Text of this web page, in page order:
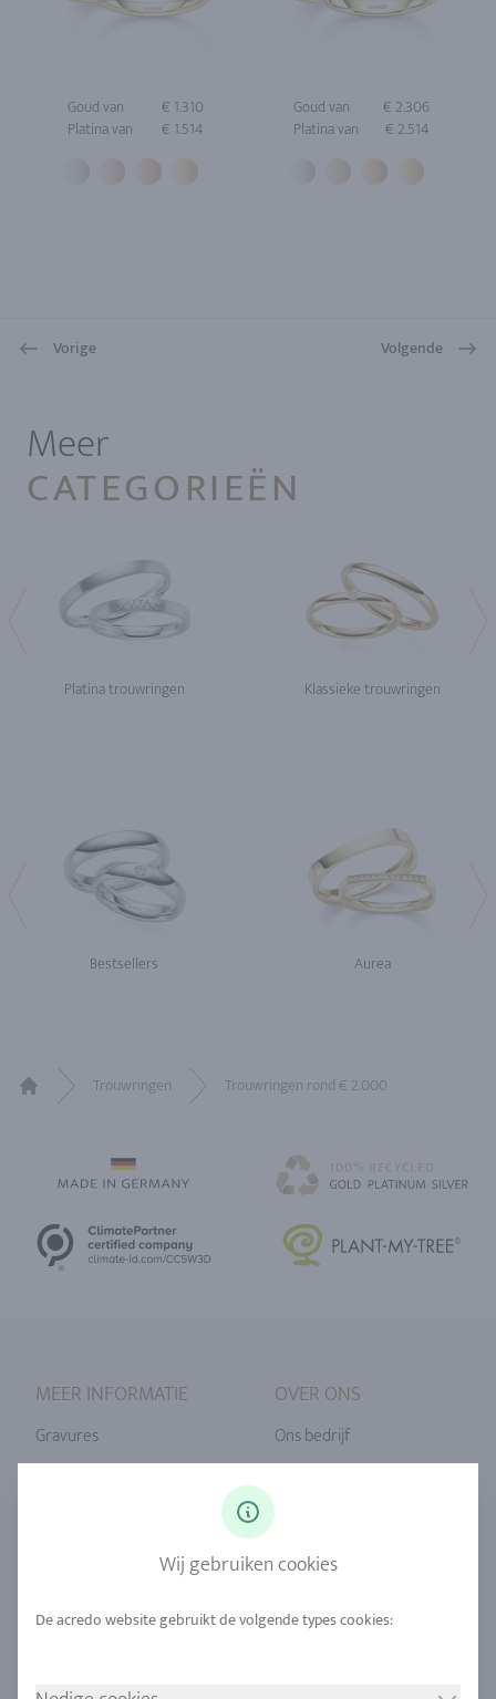
Goud van
€ 1.310
Platina van
€ 1.514
Goud van
€ 2.306
Platina van
€ 2.514
Vorige Volgende
Meer
CATEGORIEËN
Platina trouwringen Klassieke trouwringen
Bestsellers Aurea
Trouwringen Trouwringen rond € 2.000
MEER INFORMATIE
Gravures
Stedelijke mijnbouw
OVER ONS
Ons bedrijf
Onze kwaliteit
Locaties
Wij gebruiken cookies